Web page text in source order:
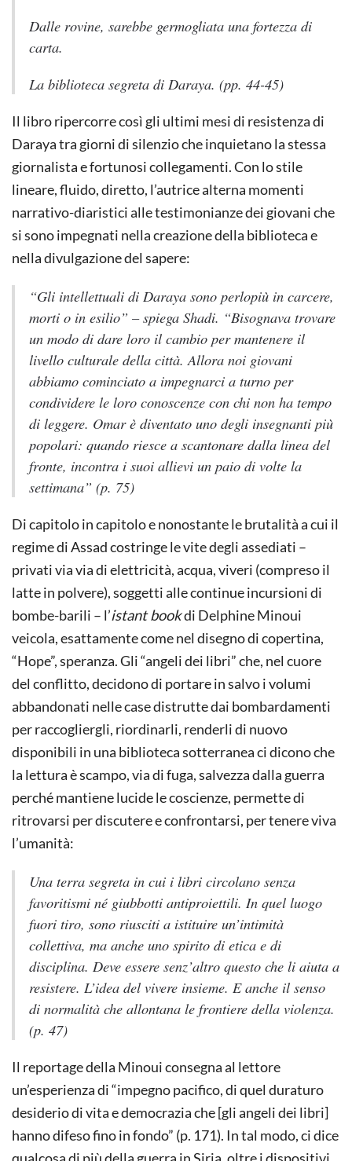
Dalle rovine, sarebbe germogliata una fortezza di
carta.
La biblioteca segreta di Daraya. (pp. 44-45)
Il libro ripercorre così gli ultimi mesi di resistenza di
Daraya tra giorni di silenzio che inquietano la stessa
giornalista e fortunosi collegamenti. Con lo stile
lineare, fluido, diretto, l’autrice alterna momenti
narrativo-diaristici alle testimonianze dei giovani che
si sono impegnati nella creazione della biblioteca e
nella divulgazione del sapere:
“Gli intellettuali di Daraya sono perlopiù in carcere,
morti o in esilio” – spiega Shadi. “Bisognava trovare
un modo di dare loro il cambio per mantenere il
livello culturale della città. Allora noi giovani
abbiamo cominciato a impegnarci a turno per
condividere le loro conoscenze con chi non ha tempo
di leggere. Omar è diventato uno degli insegnanti più
popolari: quando riesce a scantonare dalla linea del
fronte, incontra i suoi allievi un paio di volte la
settimana” (p. 75)
Di capitolo in capitolo e nonostante le brutalità a cui il
regime di Assad costringe le vite degli assediati –
privati via via di elettricità, acqua, viveri (compreso il
latte in polvere), soggetti alle continue incursioni di
bombe-barili – l’istant bookdi Delphine Minoui
veicola, esattamente come nel disegno di copertina,
“Hope”, speranza. Gli “angeli dei libri” che, nel cuore
del conflitto, decidono di portare in salvo i volumi
abbandonati nelle case distrutte dai bombardamenti
per raccogliergli, riordinarli, renderli di nuovo
disponibili in una biblioteca sotterranea ci dicono che
la lettura è scampo, via di fuga, salvezza dalla guerra
perché mantiene lucide le coscienze, permette di
ritrovarsi per discutere e confrontarsi, per tenere viva
l’umanità:
Una terra segreta in cui i libri circolano senza
favoritismi né giubbotti antiproiettili. In quel luogo
fuori tiro, sono riusciti a istituire un’intimità
collettiva, ma anche uno spirito di etica e di
disciplina. Deve essere senz’altro questo che li aiuta a
resistere. L’idea del vivere insieme. E anche il senso
di normalità che allontana le frontiere della violenza.
(p. 47)
Il reportage della Minoui consegna al lettore
un’esperienza di “impegno pacifico, di quel duraturo
desiderio di vita e democrazia che [gli angeli dei libri]
hanno difeso fino in fondo” (p. 171). In tal modo, ci dice